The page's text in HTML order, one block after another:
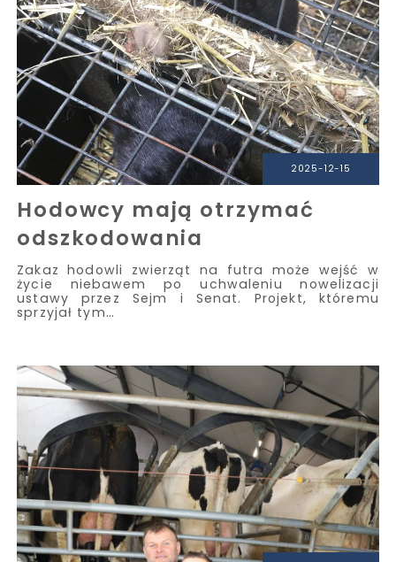
2025-12-15
Hodowcy mają otrzymać
odszkodowania
Zakaz hodowli zwierząt na futra może wejść w
życie niebawem po uchwaleniu nowelizacji
ustawy przez Sejm i Senat. Projekt, któremu
sprzyjał tym…